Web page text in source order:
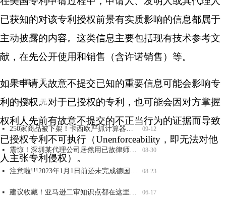
已获知的对该专利授权前景有实质影响的信息都属于
主动披露的内容。这类信息主要包括现有技术参考文
献，在先公开使用和销售（含许诺销售）等。
如果申请人故意不提交已知的重要信息可能会影响专
利的授权。对于已授权的专利，也可能会因对方掌握
权利人先前有故意不提交的不正当行为的证据而导致
已授权专利不可执行（Unenforceability，即无法对他
人主张专利侵权）。
ꂃ 上一篇： 无
ꁹ 下一篇： 无
09-12
넷 太可怕了！深圳某知名知产代理公司被USPTO盯上，14000 商标将面临被制裁
09-12
넷
08-30
넷
08-23
넷
06-17
넷
06-17
넷 大牌图纹抄不得，警惕GUCCI，VANS，LV等纹路侵权！ 06-17
넷 重要提醒！第五年和第六年记得维护，否则美国商标被取消或视为过期！ 06-17
넷 全网爆火可达鸭，能卖吗？ 06-17
넷 两大全新品牌案发侵权，已有卖家店铺冻结，赶紧自查！